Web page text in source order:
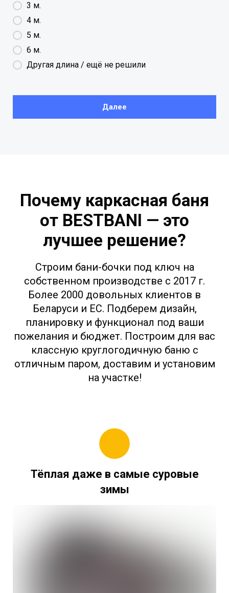
3 м.
4 м.
5 м.
6 м.
Другая длина / ещё не решили
Далее
Почему каркасная баня
от BESTBANI — это
лучшее решение?
Строим бани-бочки под ключ на
собственном производстве с 2017 г.
Более 2000 довольных клиентов в
Беларуси и ЕС. Подберем дизайн,
планировку и функционал под ваши
пожелания и бюджет. Построим для вас
классную круглогодичную баню с
отличным паром, доставим и установим
на участке!
Тёплая даже в самые суровые
зимы